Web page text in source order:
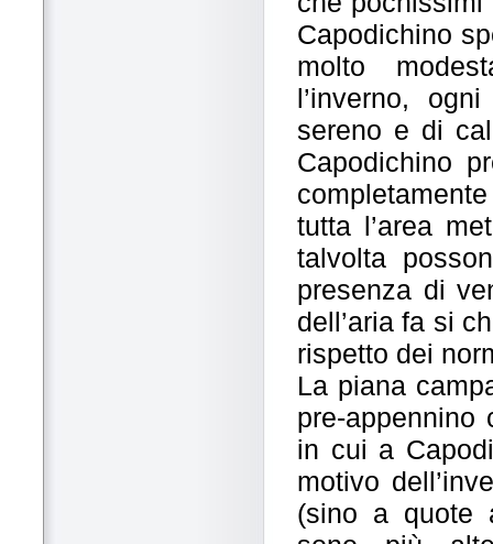
Capodichino
molto
l’inverno,
sereno e di
Capodichino
tutta l’area
talvolta
presenza di
dell’aria fa si
rispetto dei
La piana
pre-appennino
in cui a
motivo
(sino a quote